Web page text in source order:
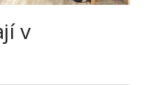
v